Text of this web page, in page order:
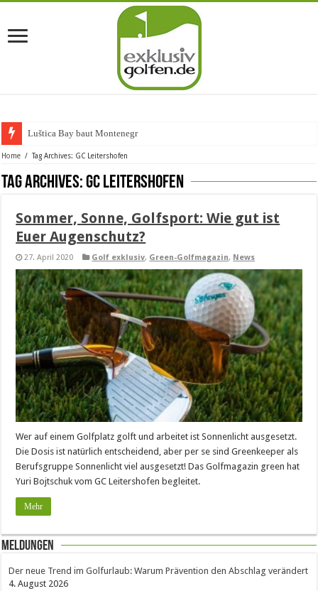
Luštica Bay baut Montenegros ers
Home / Tag Archives: GC Leitershofen
Tag Archives:GC Leitershofen
Sommer, Sonne, Golfsport: Wie gut ist
Euer Augenschutz?
27. April 2020 Golf exklusiv, Green-Golfmagazin, News
Wer auf einem Golfplatz golft und arbeitet ist Sonnenlicht ausgesetzt.
Die Dosis ist natürlich entscheidend, aber per se sind Greenkeeper als
Berufsgruppe Sonnenlicht viel ausgesetzt! Das Golfmagazin green hat
Yuri Bojtschuk vom GC Leitershofen begleitet.
Mehr
Meldungen
Der neue Trend im Golfurlaub: Warum Prävention den Abschlag verändert
4. August 2026